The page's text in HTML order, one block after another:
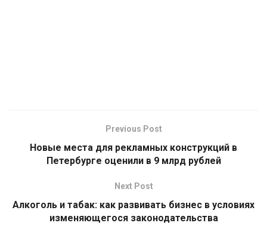
Previous Post
Новые места для рекламных конструкций в
Петербурге оценили в 9 млрд рублей
Next Post
Алкоголь и табак: как развивать бизнес в условиях
изменяющегося законодательства